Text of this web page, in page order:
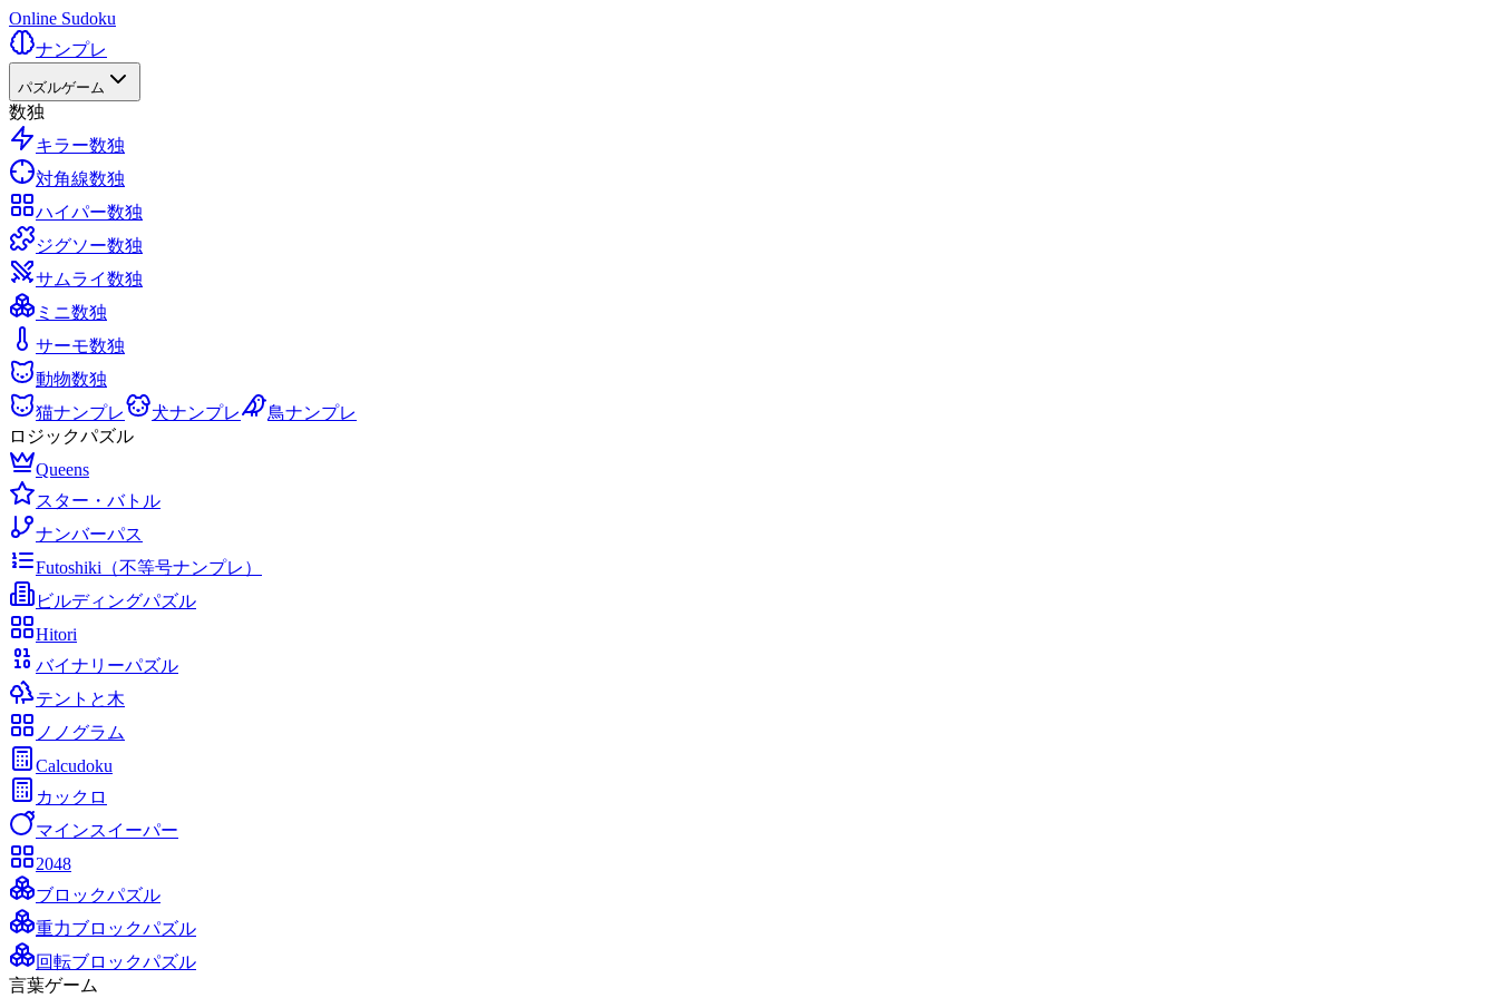
Online Sudoku
ナンプレ
パズルゲーム
数独
キラー数独
対角線数独
ハイパー数独
ジグソー数独
サムライ数独
ミニ数独
サーモ数独
動物数独
猫ナンプレ
犬ナンプレ
鳥ナンプレ
ロジックパズル
Queens
スター・バトル
ナンバーパス
Futoshiki（不等号ナンプレ）
ビルディングパズル
Hitori
バイナリーパズル
テントと木
ノノグラム
Calcudoku
カックロ
マインスイーパー
2048
ブロックパズル
重力ブロックパズル
回転ブロックパズル
言葉ゲーム